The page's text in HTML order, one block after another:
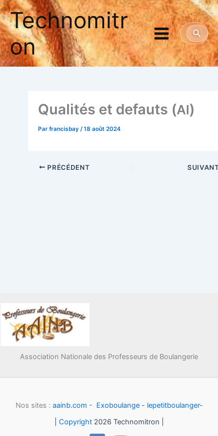
Aller
au
contenu
Technomitr
on
Qua­li­tés et defauts (AI)
Par francisbay /18 août 2024
PRÉCÉDENT
Association Nationale des Professeurs de Boulangerie
Nos sites : aainb.com - Exoboulange - lepetitboulanger-
Copyright2026 Technomitron |